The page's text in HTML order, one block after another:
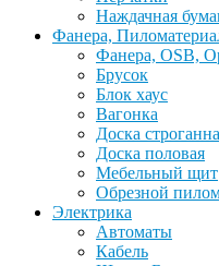
Наждачная
Фанера,
Фанера, OSB,
Брусок
Блок хаус
Вагонка
Доска
Доска половая
Мебельный щит
Обрезной
Электрика
Автоматы
Кабель